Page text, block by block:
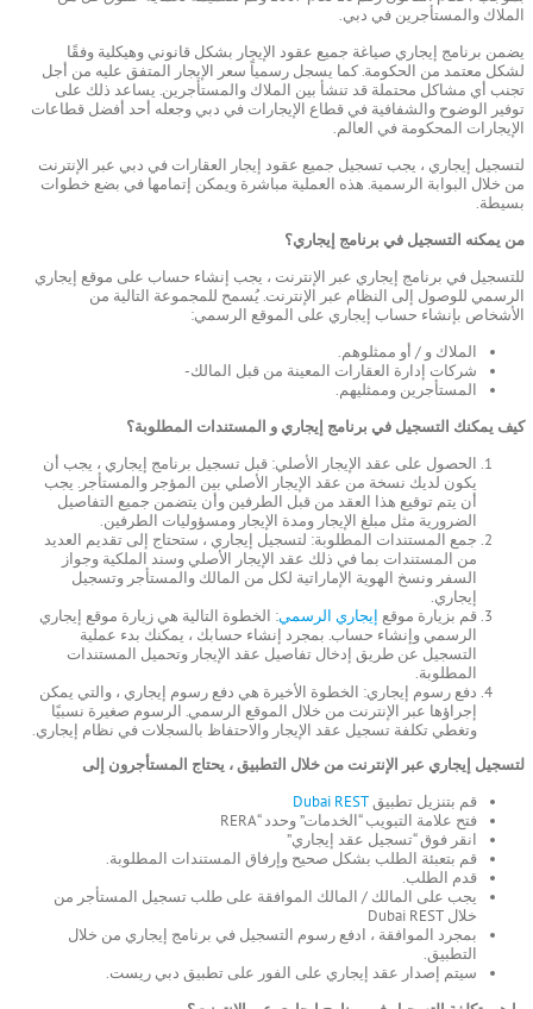
الملاك والمستأجرين في دبي.
يضمن برنامج إيجاري صياغة جميع عقود الإيجار بشكل قانوني وهيكلية وفقًا
لشكل معتمد من الحكومة. كما يسجل رسمياً سعر الإيجار المتفق عليه من أجل
تجنب أي مشاكل محتملة قد تنشأ بين الملاك والمستأجرين. يساعد ذلك على
توفير الوضوح والشفافية في قطاع الإيجارات في دبي وجعله أحد أفضل قطاعات
الإيجارات المحكومة في العالم.
لتسجيل إيجاري ، يجب تسجيل جميع عقود إيجار العقارات في دبي عبر الإنترنت
من خلال البوابة الرسمية. هذه العملية مباشرة ويمكن إتمامها في بضع خطوات
بسيطة.
من يمكنه التسجيل في برنامج إيجاري؟
للتسجيل في برنامج إيجاري عبر الإنترنت ، يجب إنشاء حساب على موقع إيجاري
الرسمي للوصول إلى النظام عبر الإنترنت. يُسمح للمجموعة التالية من
الأشخاص بإنشاء حساب إيجاري على الموقع الرسمي:
الملاك و / أو ممثلوهم.
شركات إدارة العقارات المعينة من قبل المالك-
المستأجرين وممثليهم.
كيف يمكنك التسجيل في برنامج إيجاري و المستندات المطلوبة؟
الحصول على عقد الإيجار الأصلي: قبل تسجيل برنامج إيجاري ، يجب أن
يكون لديك نسخة من عقد الإيجار الأصلي بين المؤجر والمستأجر. يجب
أن يتم توقيع هذا العقد من قبل الطرفين وأن يتضمن جميع التفاصيل
الضرورية مثل مبلغ الإيجار ومدة الإيجار ومسؤوليات الطرفين.
جمع المستندات المطلوبة: لتسجيل إيجاري ، ستحتاج إلى تقديم العديد
من المستندات بما في ذلك عقد الإيجار الأصلي وسند الملكية وجواز
السفر ونسخ الهوية الإماراتية لكل من المالك والمستأجر وتسجيل
إيجاري.
قم بزيارة موقع إيجاري الرسمي: الخطوة التالية هي زيارة موقع إيجاري
الرسمي وإنشاء حساب. بمجرد إنشاء حسابك ، يمكنك بدء عملية
التسجيل عن طريق إدخال تفاصيل عقد الإيجار وتحميل المستندات
المطلوبة.
دفع رسوم إيجاري: الخطوة الأخيرة هي دفع رسوم إيجاري ، والتي يمكن
إجراؤها عبر الإنترنت من خلال الموقع الرسمي. الرسوم صغيرة نسبيًا
وتغطي تكلفة تسجيل عقد الإيجار والاحتفاظ بالسجلات في نظام إيجاري.
لتسجيل إيجاري عبر الإنترنت من خلال التطبيق ، يحتاج المستأجرون إلى
قم بتنزيل تطبيقDubai REST
فتح علامة التبويب “الخدمات” وحدد “RERA
انقر فوق “تسجيل عقد إيجاري”
قم بتعبئة الطلب بشكل صحيح وإرفاق المستندات المطلوبة.
قدم الطلب.
يجب على المالك / المالك الموافقة على طلب تسجيل المستأجر من
خلال Dubai REST
بمجرد الموافقة ، ادفع رسوم التسجيل في برنامج إيجاري من خلال
التطبيق.
سيتم إصدار عقد إيجاري على الفور على تطبيق دبي ريست.